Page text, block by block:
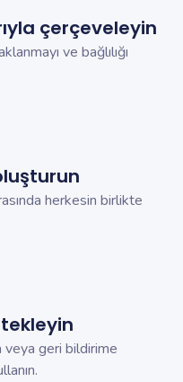
çerçeveleyin
ve bağlılığı
herkesin birlikte
veya geri bildirime